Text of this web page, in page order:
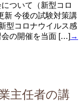
ついて（新型コロ
新 今後の試験対策講
型コロナウイルス感
の開催を当面 […] →
主任者の講